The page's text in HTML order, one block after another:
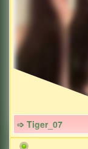
➩ Tiger_07